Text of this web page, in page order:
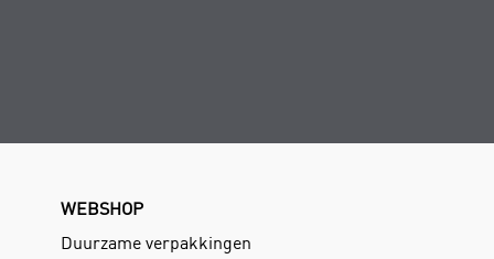
WEBSHOP
Duurzame verpakkingen